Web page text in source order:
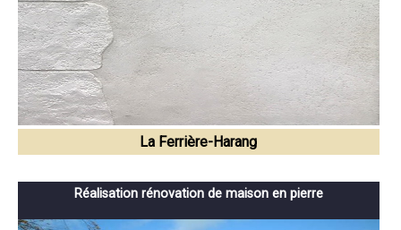
La Ferrière-Harang
Réalisation rénovation de maison en pierre